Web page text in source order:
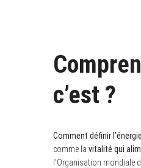
c’est ?
Comment définir
comme la vitalité qui
l’Organisation mondiale